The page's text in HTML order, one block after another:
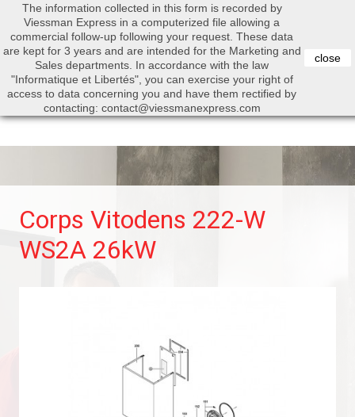
 
Search
Corps Vitodens 222-W
WS2A 26kW
The information collected in this form is recorded by
Viessman Express in a computerized file allowing a
commercial follow-up following your request. These data
are kept for 3 years and are intended for the Marketing and
Sales departments. In accordance with the law
"Informatique et Libertés", you can exercise your right of
access to data concerning you and have them rectified by
contacting: contact@viessmanexpress.com
close